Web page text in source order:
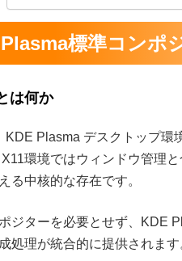
標準コンポ
は何か
KDE Plasma デスクトップ環
環境ではウィンドウ管理
る中核的な存在です。
ジターを必要とせず、KDE
処理が統合的に提供されます